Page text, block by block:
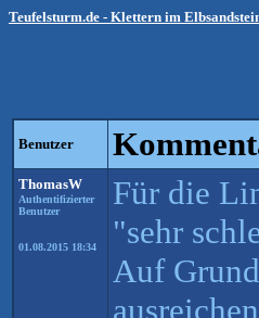
Teufelsturm.de - Klettern im
Benutzer
ThomasW
Authentifizierter
Benutzer
01.08.2015 18:34
Für die
"sehr
Auf